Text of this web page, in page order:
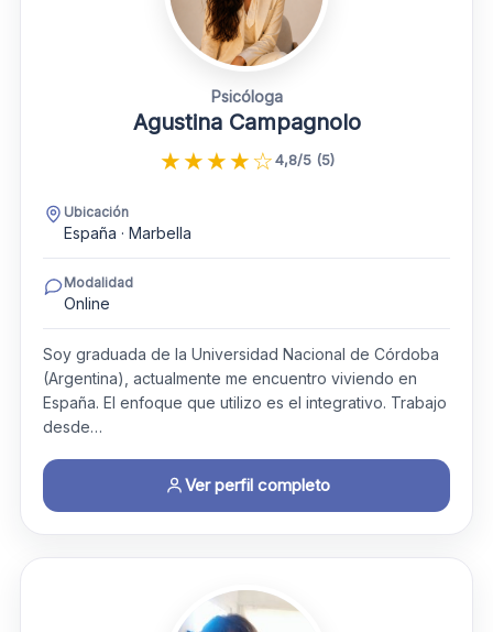
Psicóloga
Agustina Campagnolo
★★★★☆4,8/5 (5)
Ubicación
España · Marbella
Modalidad
Online
Soy graduada de la Universidad Nacional de Córdoba
(Argentina), actualmente me encuentro viviendo en
España. El enfoque que utilizo es el integrativo. Trabajo
desde…
Ver perfil completo